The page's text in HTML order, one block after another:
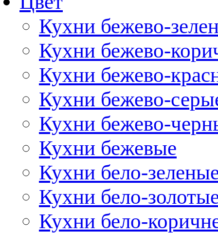
Кухни бежево-
Кухни бежево-
Кухни бежево-
Кухни бежево-
Кухни бежево-
Кухни бежевые
Кухни бело-
Кухни бело-
Кухни бело-